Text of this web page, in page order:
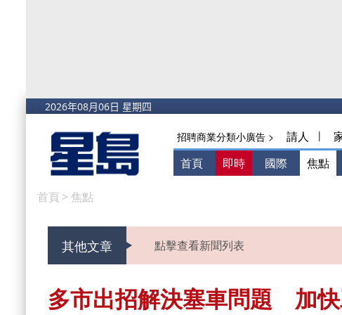
招聘商業分類小廣告 > 請人 |
首頁 即時 國際 焦點
首頁 > 焦點
其他文章 點擊查看新聞列表
多市出招解決塞車問題 加